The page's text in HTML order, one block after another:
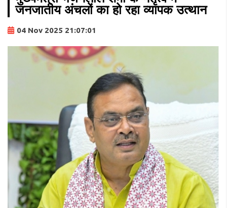
जनजातीय अंचलों का हो रहा व्यापक उत्थान
04 Nov 2025 21:07:01